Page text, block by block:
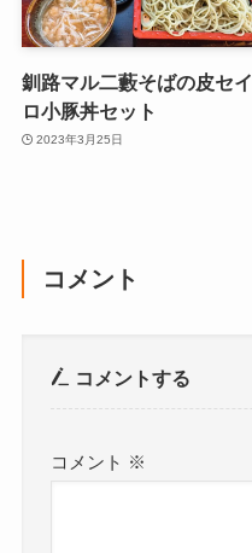
釧路マル二藪そばの皮セイ
ロ小豚丼セット
2023年3月25日
コメント
コメントする
コメント ※